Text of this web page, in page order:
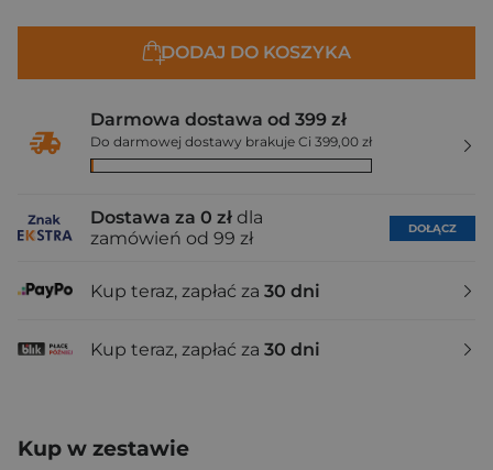
DODAJ DO KOSZYKA
Darmowa dostawa od 399 zł
Do darmowej dostawy brakuje Ci 399,00 zł
Dostawa za 0 zł dla
zamówień od 99 zł
DOŁĄCZ
Kup teraz, zapłać za 30 dni
Kup teraz, zapłać za 30 dni
Kup w zestawie